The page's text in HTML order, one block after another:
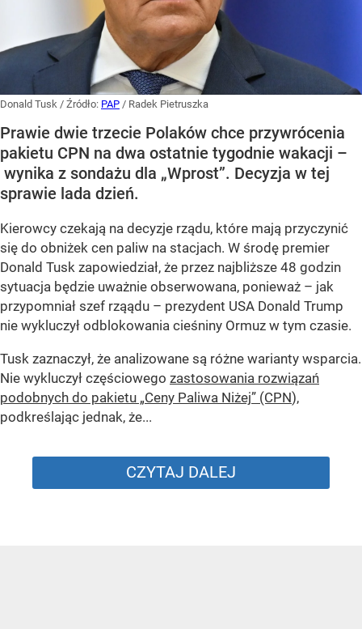
Donald Tusk / Źródło: PAP / Radek Pietruszka
Prawie dwie trzecie Polaków chce przywrócenia
pakietu CPN na dwa ostatnie tygodnie wakacji –
wynika z sondażu dla „Wprost”. Decyzja w tej
sprawie lada dzień.
Kierowcy czekają na decyzje rządu, które mają przyczynić
się do obniżek cen paliw na stacjach. W środę premier
Donald Tusk zapowiedział, że przez najbliższe 48 godzin
sytuacja będzie uważnie obserwowana, ponieważ – jak
przypomniał szef rząądu – prezydent USA Donald Trump
nie wykluczył odblokowania cieśniny Ormuz w tym czasie.
Tusk zaznaczył, że analizowane są różne warianty wsparcia.
Nie wykluczył częściowego zastosowania rozwiązań
podobnych do pakietu „Ceny Paliwa Niżej” (CPN),
podkreślając jednak, że...
CZYTAJ DALEJ